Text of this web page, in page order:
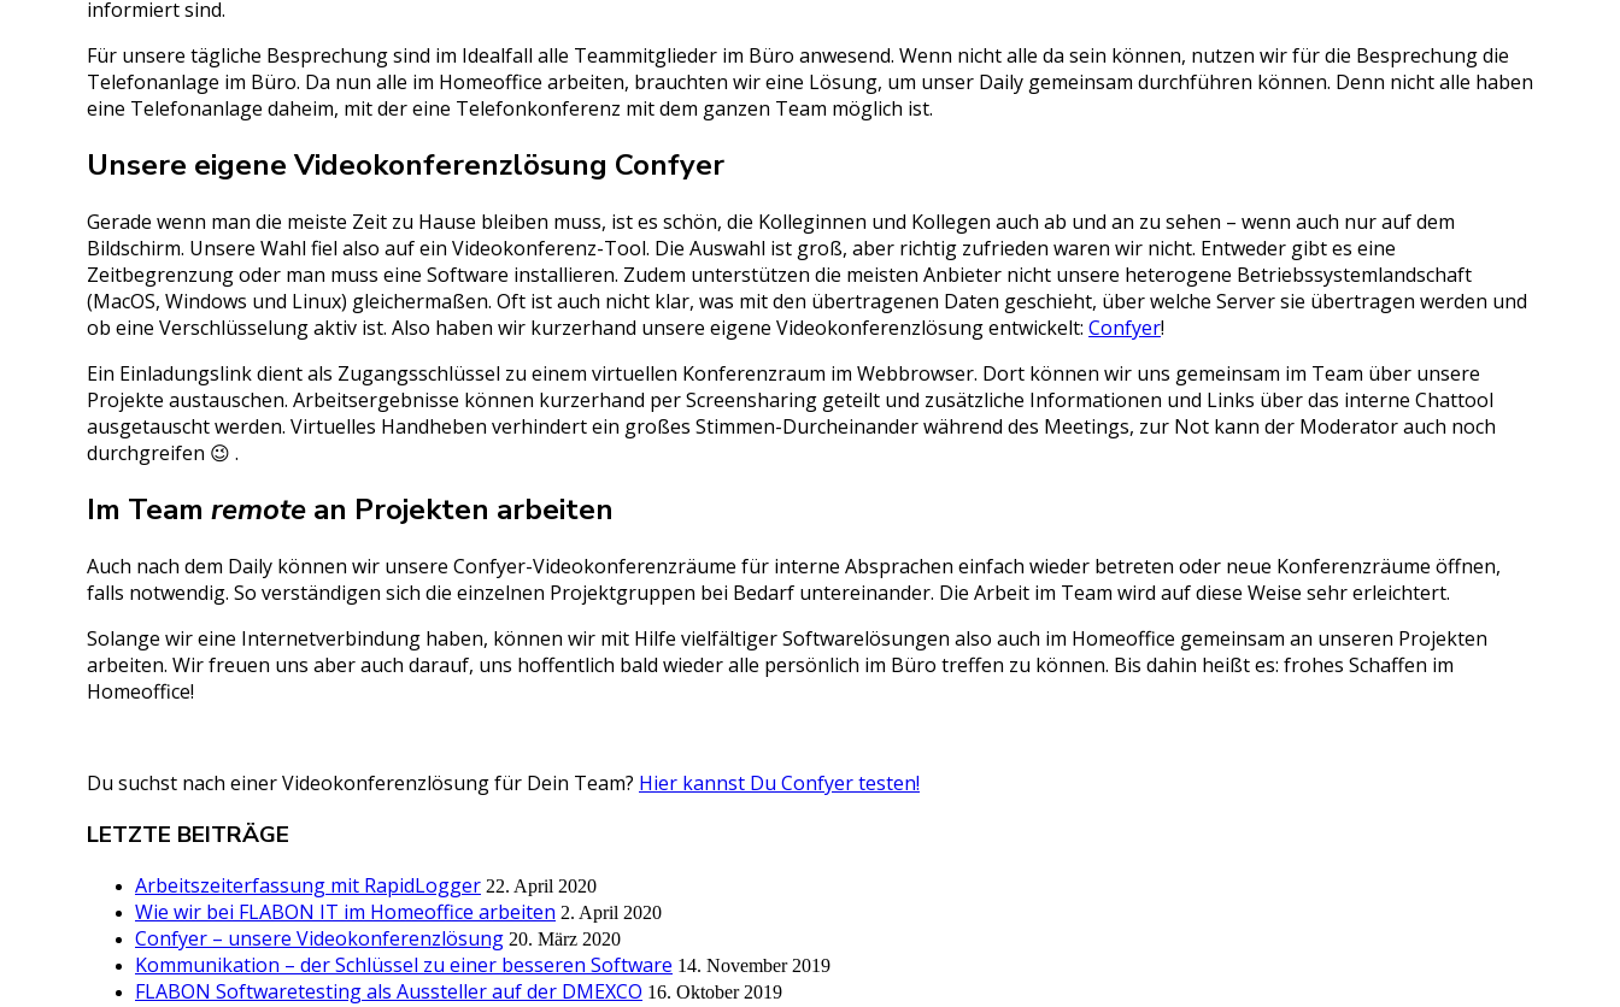
informiert sind.
Für unsere tägliche Besprechung sind im Idealfall alle Teammitglieder im Büro anwesend. Wenn nicht alle da sein können, nutzen wir für die Besprechung die
Telefonanlage im Büro. Da nun alle im Homeoffice arbeiten, brauchten wir eine Lösung, um unser Daily gemeinsam durchführen können. Denn nicht alle haben
eine Telefonanlage daheim, mit der eine Telefonkonferenz mit dem ganzen Team möglich ist.
Unsere eigene Videokonferenzlösung Confyer
Gerade wenn man die meiste Zeit zu Hause bleiben muss, ist es schön, die Kolleginnen und Kollegen auch ab und an zu sehen – wenn auch nur auf dem
Bildschirm. Unsere Wahl fiel also auf ein Videokonferenz-Tool. Die Auswahl ist groß, aber richtig zufrieden waren wir nicht. Entweder gibt es eine
Zeitbegrenzung oder man muss eine Software installieren. Zudem unterstützen die meisten Anbieter nicht unsere heterogene Betriebssystemlandschaft
(MacOS, Windows und Linux) gleichermaßen. Oft ist auch nicht klar, was mit den übertragenen Daten geschieht, über welche Server sie übertragen werden und
ob eine Verschlüsselung aktiv ist. Also haben wir kurzerhand unsere eigene Videokonferenzlösung entwickelt: Confyer!
Ein Einladungslink dient als Zugangsschlüssel zu einem virtuellen Konferenzraum im Webbrowser. Dort können wir uns gemeinsam im Team über unsere
Projekte austauschen. Arbeitsergebnisse können kurzerhand per Screensharing geteilt und zusätzliche Informationen und Links über das interne Chattool
ausgetauscht werden. Virtuelles Handheben verhindert ein großes Stimmen-Durcheinander während des Meetings, zur Not kann der Moderator auch noch
durchgreifen 😉 .
Im Team remote an Projekten arbeiten
Auch nach dem Daily können wir unsere Confyer-Videokonferenzräume für interne Absprachen einfach wieder betreten oder neue Konferenzräume öffnen,
falls notwendig. So verständigen sich die einzelnen Projektgruppen bei Bedarf untereinander. Die Arbeit im Team wird auf diese Weise sehr erleichtert.
Solange wir eine Internetverbindung haben, können wir mit Hilfe vielfältiger Softwarelösungen also auch im Homeoffice gemeinsam an unseren Projekten
arbeiten. Wir freuen uns aber auch darauf, uns hoffentlich bald wieder alle persönlich im Büro treffen zu können. Bis dahin heißt es: frohes Schaffen im
Homeoffice!
Du suchst nach einer Videokonferenzlösung für Dein Team? Hier kannst Du Confyer testen!
LETZTE BEITRÄGE
Arbeitszeiterfassung mit RapidLogger 22. April 2020
Wie wir bei FLABON IT im Homeoffice arbeiten 2. April 2020
Confyer – unsere Videokonferenzlösung 20. März 2020
Kommunikation – der Schlüssel zu einer besseren Software 14. November 2019
FLABON Softwaretesting als Aussteller auf der DMEXCO 16. Oktober 2019